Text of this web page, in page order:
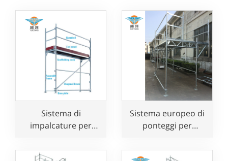
Sistema di
impalcature per
zincato
Sistema europeo di
ponteggi per
uso edile